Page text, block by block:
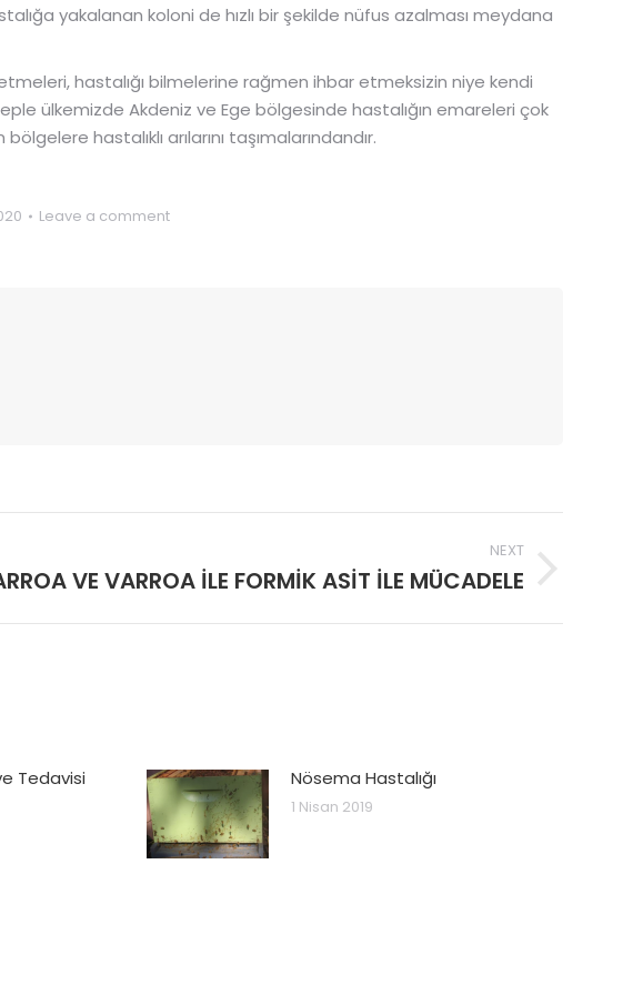
yakalanan koloni de hızlı bir şekilde nüfus azalması meydana
hastalığı bilmelerine rağmen ihbar etmeksizin niye kendi
ülkemizde Akdeniz ve Ege bölgesinde hastalığın emareleri çok
hastalıklı arılarını taşımalarındandır.
Leave a comment
NEXT
VE VARROA İLE FORMİK ASİT İLE MÜCADELE
Tedavisi Nösema Hastalığı
1 Nisan 2019